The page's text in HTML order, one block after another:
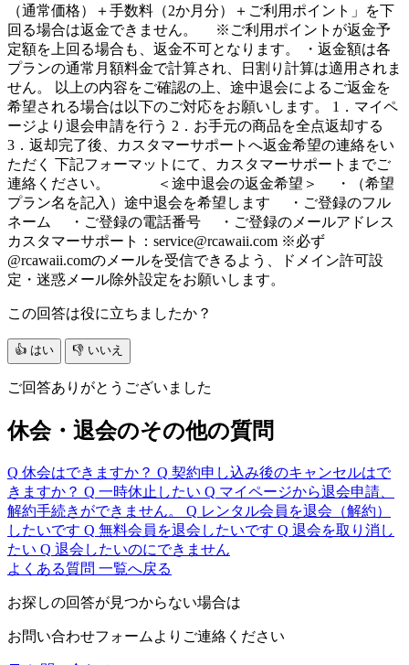
（通常価格）＋手数料（2か月分）＋ご利用ポイント」を下
回る場合は返金できません。 ※ご利用ポイントが返金予
定額を上回る場合も、返金不可となります。 ・返金額は各
プランの通常月額料金で計算され、日割り計算は適用されま
せん。 以上の内容をご確認の上、途中退会によるご返金を
希望される場合は以下のご対応をお願いします。 1．マイペ
ージより退会申請を行う 2．お手元の商品を全点返却する
3．返却完了後、カスタマーサポートへ返金希望の連絡をい
ただく 下記フォーマットにて、カスタマーサポートまでご
連絡ください。 ＜途中退会の返金希望＞ ・（希望
プラン名を記入）途中退会を希望します ・ご登録のフル
ネーム ・ご登録の電話番号 ・ご登録のメールアドレス
カスタマーサポート： service@rcawaii.com ※必ず
@rcawaii.comのメールを受信できるよう、ドメイン許可設
定・迷惑メール除外設定をお願いします。
この回答は役に立ちましたか？
👍 はい 👎 いいえ
ご回答ありがとうございました
休会・退会のその他の質問
Q 休会はできますか？ Q 契約申し込み後のキャンセルはで
きますか？ Q 一時休止したい Q マイページから退会申請、
解約手続きができません。
Q レンタル会員を退会（解約）
したいです Q 無料会員を退会したいです Q 退会を取り消し
たい Q 退会したいのにできません
よくある質問 一覧へ戻る
お探しの回答が見つからない場合は
お問い合わせフォームよりご連絡ください